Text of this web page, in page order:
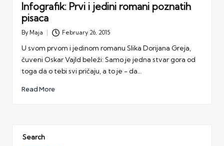
Infografik: Prvi i jedini romani poznatih
pisaca
Posted
By Maja February 26, 2015
U svom prvom i jedinom romanu Slika Dorijana Greja,
čuveni Oskar Vajld beleži: Samo je jedna stvar gora od
toga da o tebi svi pričaju, a to je - da…
Read More
Search